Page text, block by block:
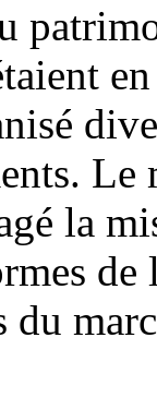
la
du